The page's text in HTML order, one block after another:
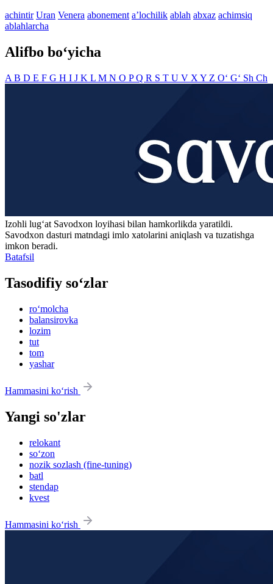
achintir Uran Venera abonement aʼlochilik ablah abxaz achimsiq
ablahlarcha
Alifbo bo‘yicha
A B D E F G H I J K L M N O PQ R S T U V X Y Z O‘ G‘ Sh Ch
Izohli lugʻat Savodxon loyihasi bilan hamkorlikda yaratildi.
Savodxon dasturi matndagi imlo xatolarini aniqlash va tuzatishga
imkon beradi.
Batafsil
Tasodifiy so‘zlar
ro‘molcha
balansirovka
lozim
tut
tom
yashar
Hammasini ko‘rish
Yangi so'zlar
relokant
so‘zon
nozik sozlash (fine-tuning)
batl
stendap
kvest
Hammasini ko‘rish